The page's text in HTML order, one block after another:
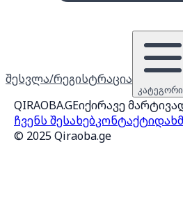
შესვლა/რეგისტრაცია
QIRAOBA.GEიქირავე
ჩვენს შესახებკონტაქტი
© 2025 Qiraoba.ge